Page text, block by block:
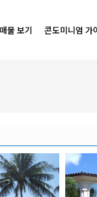
물 보기 콘도미니엄 가